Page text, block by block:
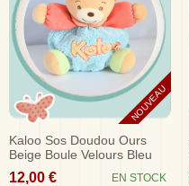
NOUVEAU
Kaloo Sos Doudou Ours
Beige Boule Velours Bleu
Clair Orange
12,00 € EN STOCK